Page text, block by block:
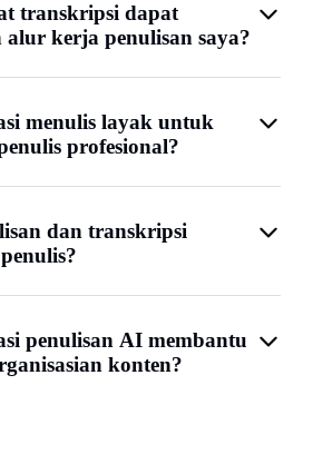
transkripsi dapat
kerja penulisan saya?
menulis layak untuk
profesional?
dan transkripsi
penulisan AI membantu
konten?